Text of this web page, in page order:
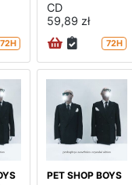
72H
CD
59,89 zł
72H
PET SHOP BOYS